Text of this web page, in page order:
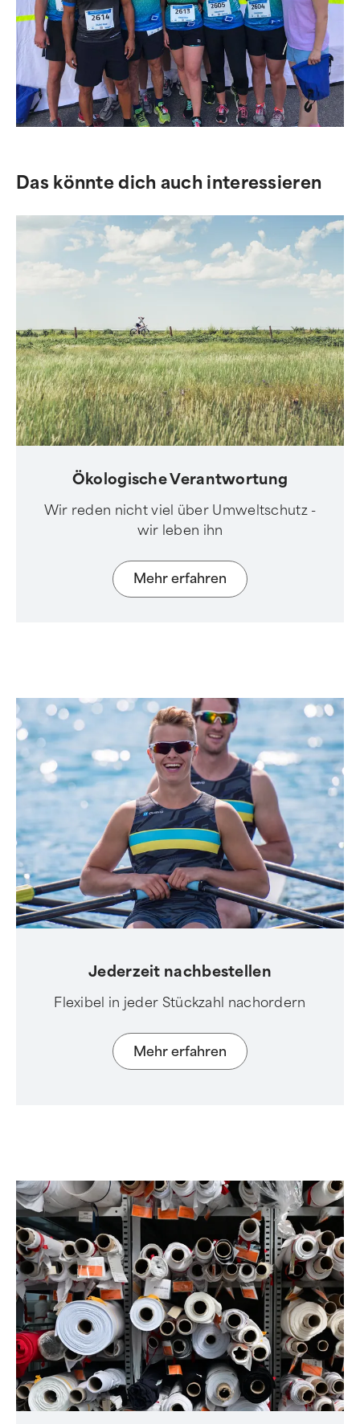
Das könnte dich auch interessieren
Ökologische Verantwortung
Wir reden nicht viel über Umweltschutz -
wir leben ihn
Mehr erfahren
Jederzeit nachbestellen
Flexibel in jeder Stückzahl nachordern
Mehr erfahren